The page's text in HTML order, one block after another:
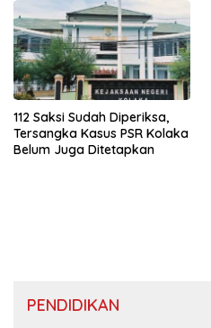
112 Saksi Sudah Diperiksa,
Tersangka Kasus PSR Kolaka
Belum Juga Ditetapkan
PENDIDIKAN